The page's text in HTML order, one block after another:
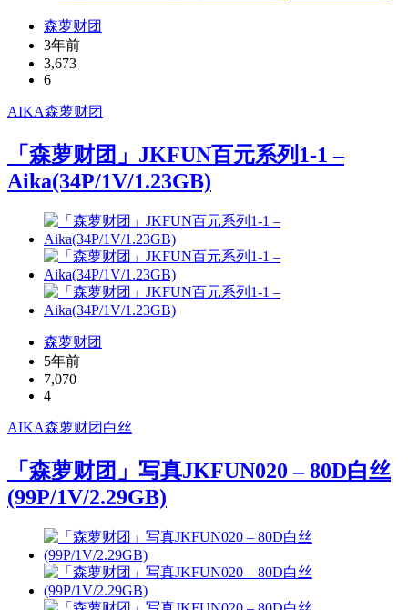
森萝财团
3年前
3,673
6
AIKA森萝财团
「森萝财团」JKFUN百元系列1-1 –
Aika(34P/1V/1.23GB)
森萝财团
5年前
7,070
4
AIKA森萝财团 白丝
「森萝财团」写真JKFUN020 – 80D白丝
(99P/1V/2.29GB)